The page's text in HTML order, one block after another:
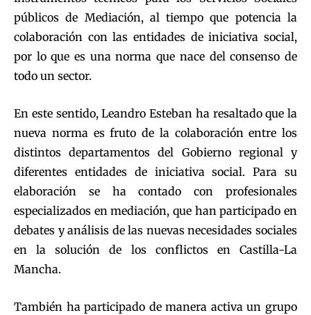
públicos de Mediación, al tiempo que potencia la
colaboración con las entidades de iniciativa social,
por lo que es una norma que nace del consenso de
todo un sector.
En este sentido, Leandro Esteban ha resaltado que la
nueva norma es fruto de la colaboración entre los
distintos departamentos del Gobierno regional y
diferentes entidades de iniciativa social. Para su
elaboración se ha contado con profesionales
especializados en mediación, que han participado en
debates y análisis de las nuevas necesidades sociales
en la solución de los conflictos en Castilla-La
Mancha.
También ha participado de manera activa un grupo